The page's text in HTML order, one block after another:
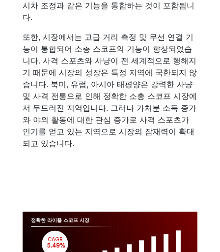
시차 조정과 같은 기능을 통합하는 것이 포함됩니
다.
또한, 시장에서는 고급 거리 측정 및 무선 연결 기
능이 통합되어 소총 스코프의 기능이 향상되었습
니다. 사격 스포츠와 사냥이 전 세계적으로 행해지
기 때문에 시장의 성장은 특정 지역에 국한되지 않
습니다. 북미, 유럽, 아시아 태평양은 강력한 사냥
및 사격 전통으로 인해 정확한 소총 스코프 시장에
서 두드러진 지역입니다. 그러나 가처분 소득 증가
와 야외 활동에 대한 관심 증가로 사격 스포츠가
인기를 얻고 있는 지역으로 시장의 잠재력이 확대
되고 있습니다.
정확한 라이플 스코프 시장
CAGR
5.49%